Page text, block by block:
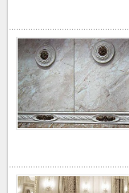
50-60
60-70
70-80
80-90
90-100
100-110
120-130
130-2510